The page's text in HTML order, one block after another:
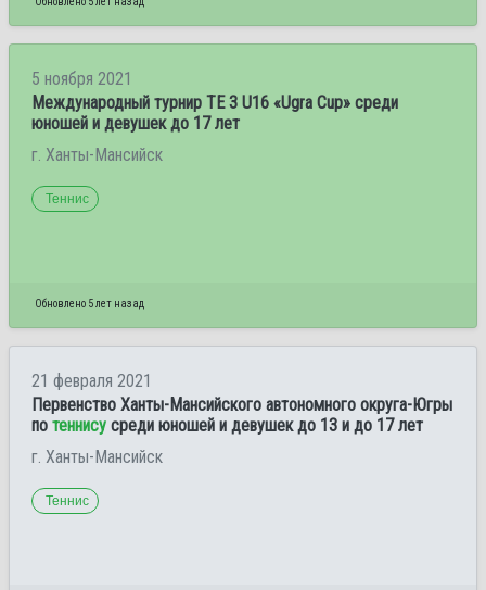
5 ноября 2021
Международный турнир ТЕ 3 U16 «Ugra Cup» среди
юношей и девушек до 17 лет
г. Ханты-Мансийск
Теннис
Обновлено 5 лет назад
21 февраля 2021
Первенство Ханты-Мансийского автономного округа-Югры
по теннису среди юношей и девушек до 13 и до 17 лет
г. Ханты-Мансийск
Теннис